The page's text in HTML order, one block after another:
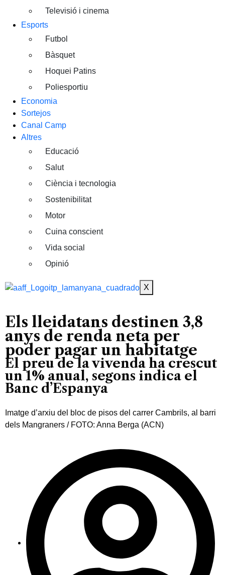
Televisió i cinema
Esports
Futbol
Bàsquet
Hoquei Patins
Poliesportiu
Economia
Sortejos
Canal Camp
Altres
Educació
Salut
Ciència i tecnologia
Sostenibilitat
Motor
Cuina conscient
Vida social
Opinió
X
Els lleidatans destinen 3,8
anys de renda neta per
poder pagar un habitatge
El preu de la vivenda ha crescut
un 1% anual, segons indica el
Banc d’Espanya
Imatge d’arxiu del bloc de pisos del carrer Cambrils, al barri
dels Mangraners / FOTO: Anna Berga (ACN)